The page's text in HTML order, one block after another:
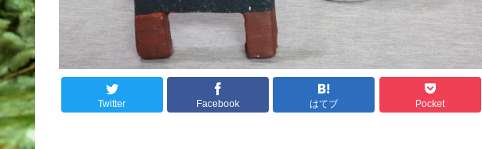
Twitter Facebook はてブ Pocket